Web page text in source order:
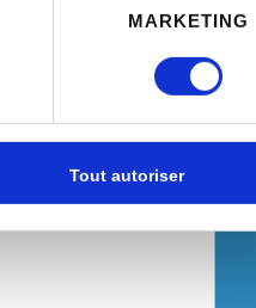
à plusieurs mètres près
spécifiques (empreintes
la déclaration sur les cookies.
MARKETING
Tout autoriser